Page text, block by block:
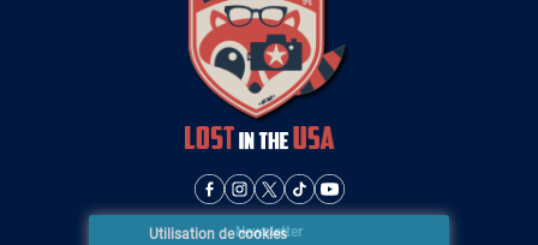
Newsletter
Utilisation de cookies